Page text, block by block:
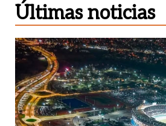
Últimas noticias